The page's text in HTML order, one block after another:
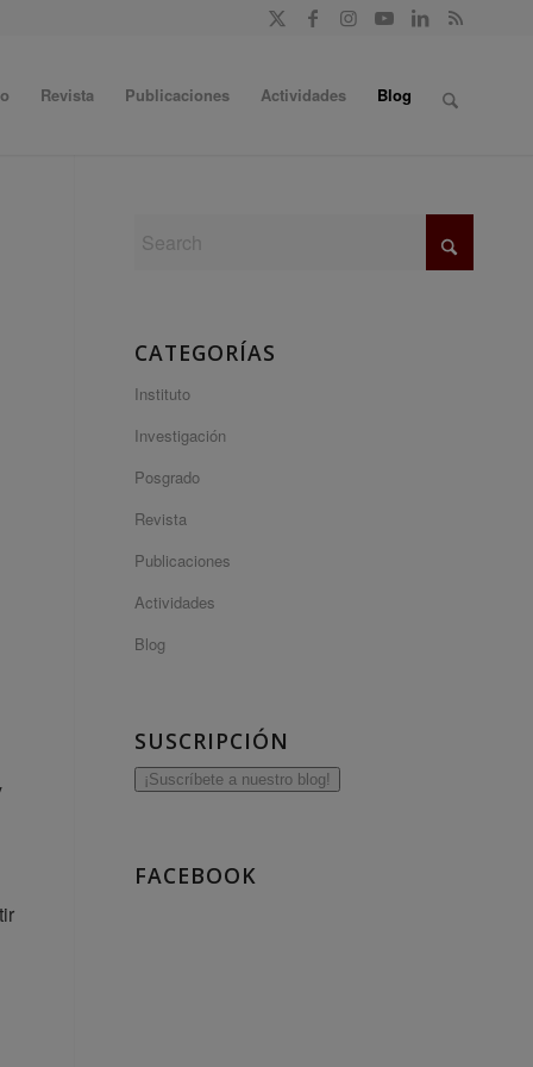
Revista Publicaciones Actividades Blog
CATEGORÍAS
Instituto
Investigación
Posgrado
Revista
Publicaciones
Actividades
Blog
SUSCRIPCIÓN
¡Suscríbete a nuestro blog!
FACEBOOK